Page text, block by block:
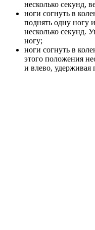
несколько секунд,
ноги согнуть в
поднять одну ногу
несколько секунд.
ногу;
ноги согнуть в
этого положения
и вле­во, удерживая